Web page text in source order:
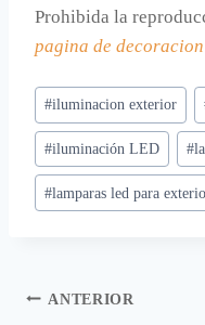
Prohibida la
pagina de decoracion
Etiquetas
de
la
entrada:
#iluminacion exterior
#iluminación LED #
#lamparas led para
Navegación
ANTERIOR